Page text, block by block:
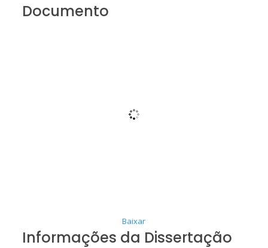
Documento
Baixar
Informações da Dissertação